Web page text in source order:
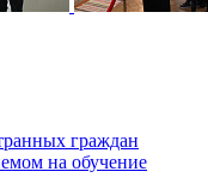
граждан
на обучение